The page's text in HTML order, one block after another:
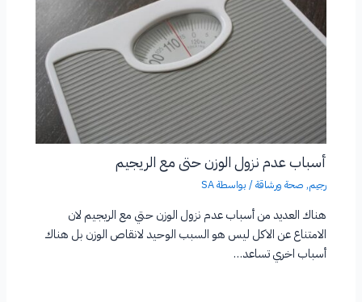
أسباب عدم نزول الوزن حتى مع الريجيم
رجيم, صحة ورشاقة/ بواسطةSA
هناك العديد من أسباب عدم نزول الوزن حتي مع الريجيم لان
الامتناع عن الاكل ليس هو السبب الوحيد لانقاص الوزن بل هناك
أسباب اخري تساعد…